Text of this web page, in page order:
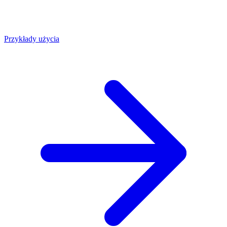
Przykłady użycia